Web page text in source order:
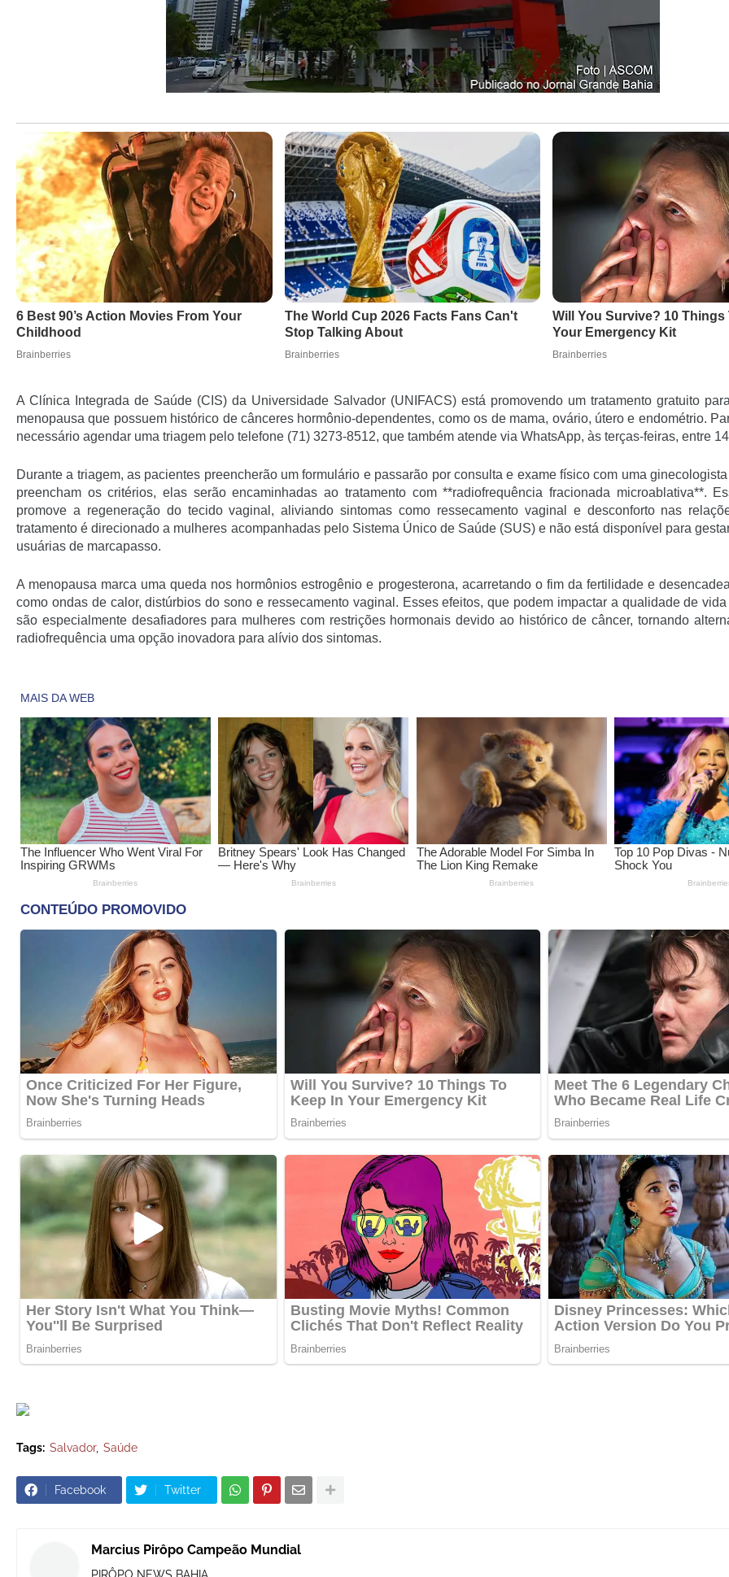
A Clínica Integrada de Saúde (CIS) da Universidade Salvador (UNIFACS) está promovendo um tratamento gratuito
menopausa que possuem histórico de cânceres hormônio-dependentes, como os de mama, ovário, útero e endométrio.
necessário agendar uma triagem pelo telefone (71) 3273-8512, que também atende via WhatsApp, às terças-feiras, entre
Durante a triagem, as pacientes preencherão um formulário e passarão por consulta e exame físico com uma
preencham os critérios, elas serão encaminhadas ao tratamento com **radiofrequência fracionada microablativa**.
promove a regeneração do tecido vaginal, aliviando sintomas como ressecamento vaginal e desconforto nas
tratamento é direcionado a mulheres acompanhadas pelo Sistema Único de Saúde (SUS) e não está disponível para
usuárias de marcapasso.
A menopausa marca uma queda nos hormônios estrogênio e progesterona, acarretando o fim da fertilidade e
como ondas de calor, distúrbios do sono e ressecamento vaginal. Esses efeitos, que podem impactar a qualidade de
são especialmente desafiadores para mulheres com restrições hormonais devido ao histórico de câncer, tornando
radiofrequência uma opção inovadora para alívio dos sintomas.
Tags: Salvador Saúde
Facebook Twitter
Marcius Pirôpo Campeão Mundial